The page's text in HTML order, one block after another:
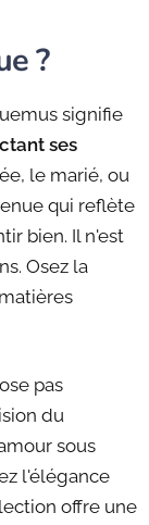
?
signifie
ses
le marié, ou
qui reflète
bien. Il n'est
Osez la
pas
du
sous
l'élégance
offre une